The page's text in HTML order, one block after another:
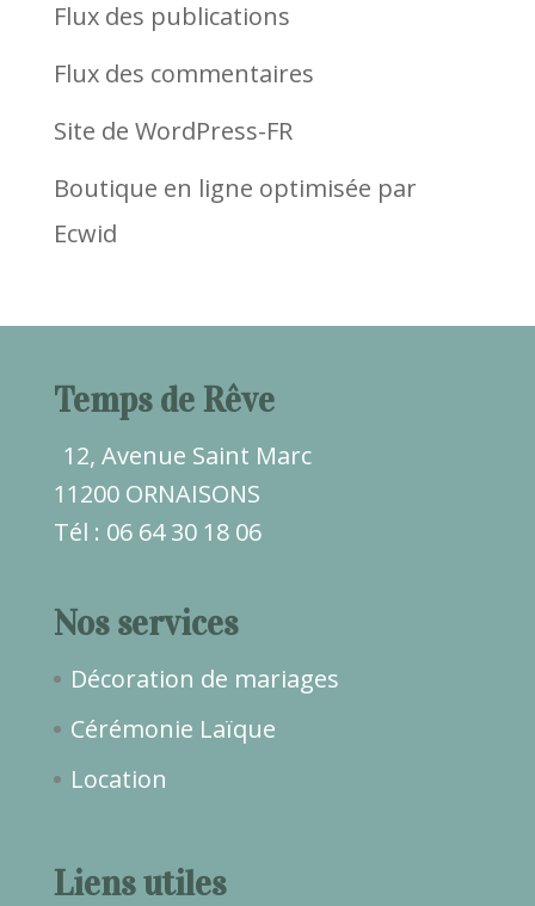
Flux des publications
Flux des commentaires
Site de WordPress-FR
Boutique en ligne optimisée par
Ecwid
Temps de Rêve
12, Avenue Saint Marc
11200 ORNAISONS
Tél : 06 64 30 18 06
Nos services
Décoration de mariages
Cérémonie Laïque
Location
Liens utiles